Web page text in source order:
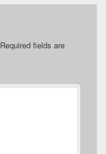
Required fields are